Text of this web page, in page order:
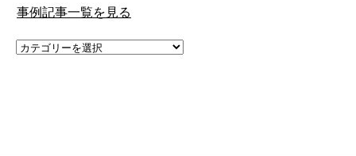
事例記事一覧を見る